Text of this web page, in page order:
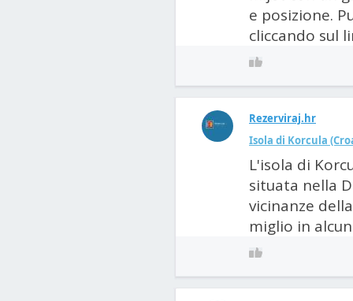
e posizione.
cliccando sul
Rezerviraj.hr
Isola di Korcula
L'isola di
situata nella
vicinanze
miglio in